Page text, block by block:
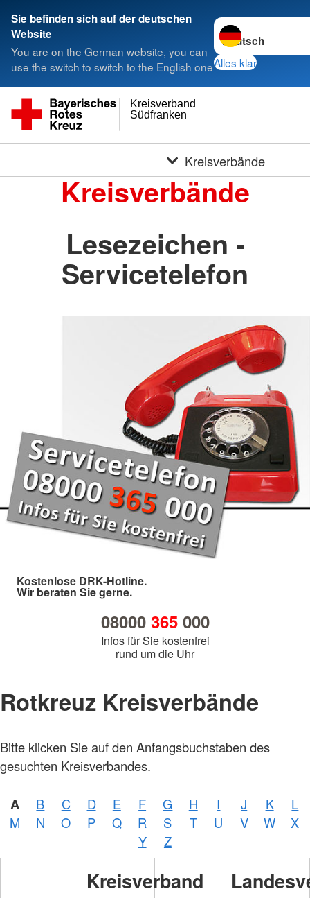
Sie befinden sich auf der deutschen
Website
You are on the German website, you can
use the switch to switch to the English one
Sprache wechseln
Alles klar
Südfranken
Kreisverband
Kreisverbände
Kreisverbände
Lesezeichen -
Servicetelefon
Kostenlose DRK-Hotline.
Wir beraten Sie gerne.
08000 365000
Infos für Sie kostenfrei
rund um die Uhr
Rotkreuz Kreisverbände
Bitte klicken Sie auf den Anfangsbuchstaben des
gesuchten Kreisverbandes.
A B C D E F G H I J K
L
M
N O P Q R S T U V W
X
Y
Z
Kreisverband